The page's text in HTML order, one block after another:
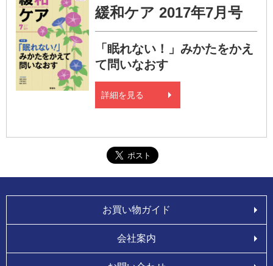
緩和ケア 2017年7月号
「眠れない！」みかたをかえ
て問いなおす
詳細を見る
お買い物ガイド
会社案内